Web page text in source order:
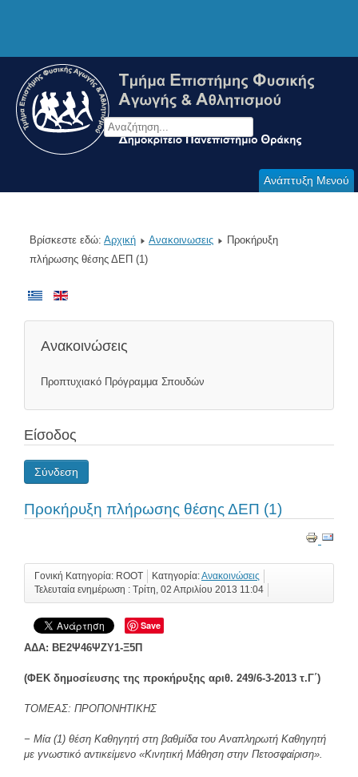
Ανάπτυξη Μενού
Βρίσκεστε εδώ: Αρχική Ανακοινωσεις
Προκήρυξη
πλήρωσης θέσης ΔΕΠ (1)
Ανακοινώσεις
Προπτυχιακό Πρόγραμμα Σπουδών
Είσοδος
Σύνδεση
Προκήρυξη πλήρωσης θέσης ΔΕΠ (1)
Γονική Κατηγορία: ROOT Κατηγορία:Ανακοινώσεις
Τελευταία ενημέρωση : Τρίτη, 02 Απριλίου 2013 11:04
Save
ΑΔΑ: ΒΕ2Ψ46ΨΖΥ1-Ξ5Π
(ΦΕΚ δημοσίευσης της προκήρυξης αριθ. 249/6-3-2013 τ.Γ΄)
ΤΟΜΕΑΣ: ΠΡΟΠΟΝΗΤΙΚΗΣ
− Μία (1) θέση Καθηγητή στη βαθμίδα του Αναπληρωτή Καθηγητή
με γνωστικό αντικείμενο «Κινητική Μάθηση στην Πετοσφαίριση».